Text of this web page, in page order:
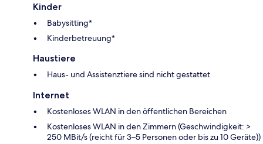
Kinder
Babysitting*
Kinderbetreuung*
Haustiere
Haus- und Assistenztiere sind nicht gestattet
Internet
Kostenloses WLAN in den öffentlichen Bereichen
Kostenloses WLAN in den Zimmern (Geschwindigkeit: >
250 MBit/s (reicht für 3–5 Personen oder bis zu 10 Geräte))